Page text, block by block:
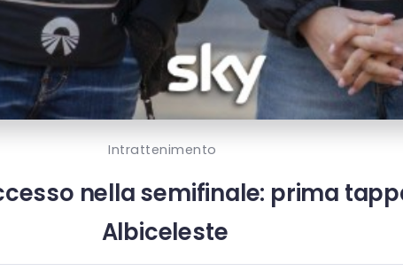
Intrattenimento
nella semifinale: prima
Albiceleste